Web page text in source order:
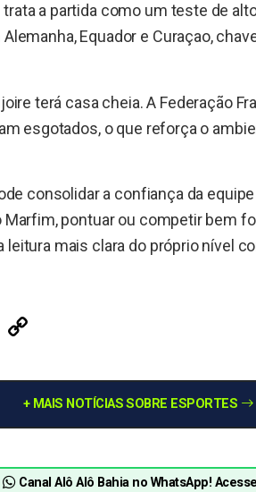
a partida como um teste de
Equador e Curaçao,
terá casa cheia. A Federação
esgotados, o que reforça o
consolidar a confiança da
Marfim, pontuar ou competir bem
leitura mais clara do próprio nível
Messenger
+ MAIS NOTÍCIAS SOBRE ESPORTES
Canal Alô Alô Bahia no WhatsApp! Acesse